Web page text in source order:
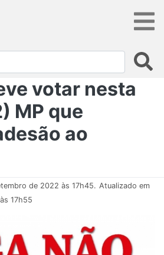
votar nesta
MP que
ao
de 2022 às 17h45. Atualizado em
17h55